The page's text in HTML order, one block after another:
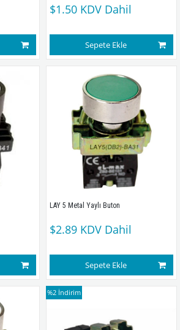
$1.50 KDV Dahil
Sepete Ekle
LAY 5 Metal Yaylı Buton
$2.89 KDV Dahil
Sepete Ekle
%2 İndirim